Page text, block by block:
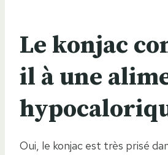
Le konjac
il à une
Oui, le konjac est très prisé